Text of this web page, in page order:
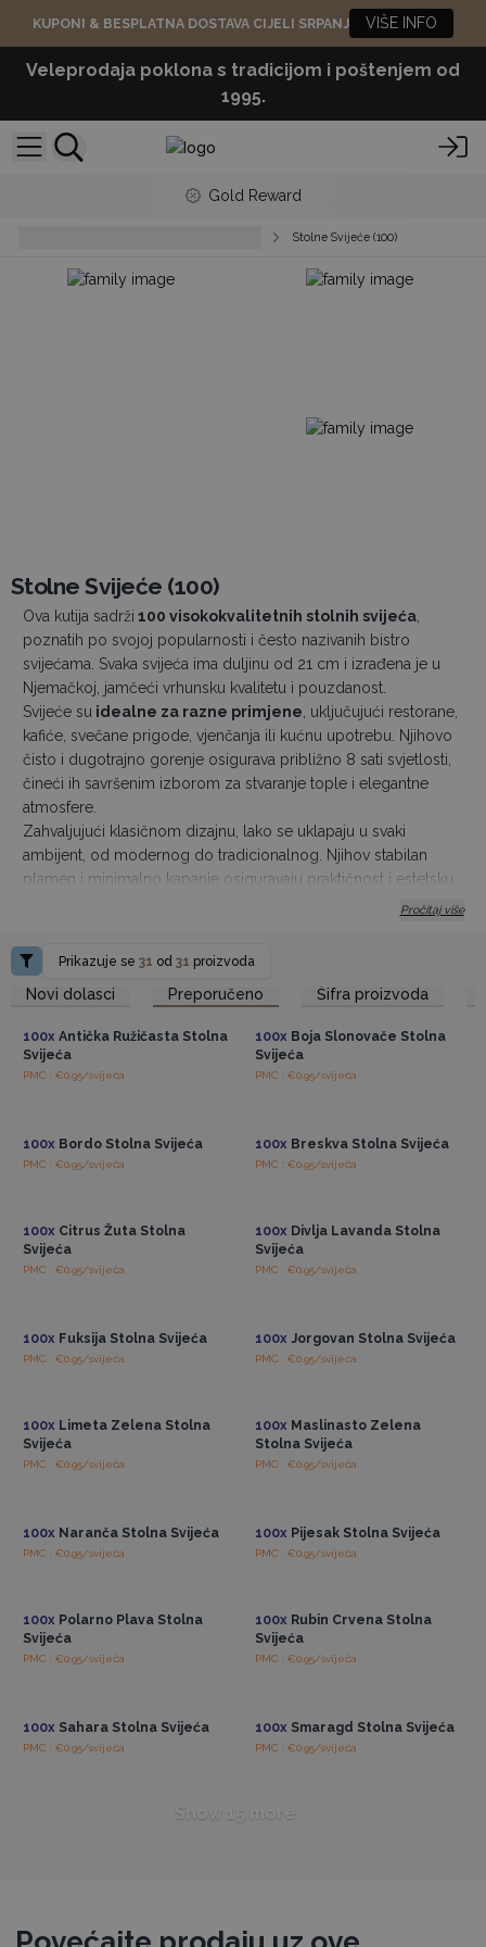
KUPONI & BESPLATNA DOSTAVA CIJELI SRPANJ VIŠE INFO
Veleprodaja poklona s tradicijom i poštenjem od
1995.
Gold Reward
Stolne Svijeće (100)
Stolne Svijeće (100)
Ova kutija sadrži 100 visokokvalitetnih stolnih svijeća,
poznatih po svojoj popularnosti i često nazivanih bistro
svijećama. Svaka svijeća ima duljinu od 21 cm i izrađena je u
Njemačkoj, jamčeći vrhunsku kvalitetu i pouzdanost.
Svijeće suidealne za razne primjene, uključujući restorane,
kafiće, svečane prigode, vjenčanja ili kućnu upotrebu. Njihovo
čisto i dugotrajno gorenje osigurava približno 8 sati svjetlosti,
čineći ih savršenim izborom za stvaranje tople i elegantne
atmosfere.
Zahvaljujući klasičnom dizajnu, lako se uklapaju u svaki
ambijent, od modernog do tradicionalnog. Njihov stabilan
plamen i minimalno kapanje osiguravaju praktičnost i estetsku
ugodnom svjetlu koje ove svijeće pružaju!
Pročitaj više
Prikazuje se31 od31 proizvoda
Novi dolasci Preporučeno Šifra proizvoda
Pristup veleprodajnim
cijenama
100x Antička Ružičasta Stolna
Svijeća
PMC : €0.95/svijeća
Pristup veleprodajnim
cijenama
100x Boja Slonovače Stolna
Svijeća
PMC : €0.95/svijeća
100x Bordo Stolna Svijeća
PMC : €0.95/svijeća
100x Breskva Stolna Svijeća
PMC : €0.95/svijeća
100x Citrus Žuta Stolna
Svijeća
PMC : €0.95/svijeća
100x Divlja Lavanda Stolna
Svijeća
PMC : €0.95/svijeća
100x Fuksija Stolna Svijeća
PMC : €0.95/svijeća
100x Jorgovan Stolna Svijeća
PMC : €0.95/svijeća
100x Limeta Zelena Stolna
Svijeća
PMC : €0.95/svijeća
100x Maslinasto Zelena
Stolna Svijeća
PMC : €0.95/svijeća
100x Naranča Stolna Svijeća
PMC : €0.95/svijeća
100x Pijesak Stolna Svijeća
PMC : €0.95/svijeća
100x Polarno Plava Stolna
Svijeća
PMC : €0.95/svijeća
100x Rubin Crvena Stolna
Svijeća
PMC : €0.95/svijeća
100x Sahara Stolna Svijeća
PMC : €0.95/svijeća
100x Smaragd Stolna Svijeća
PMC : €0.95/svijeća
Show 15 more